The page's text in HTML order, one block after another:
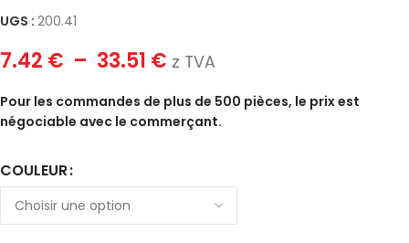
UGS : 200.41
7.42 € – 33.51 € z TVA
Pour les commandes de plus de 500 pièces, le prix est
négociable avec le commerçant.
COULEUR